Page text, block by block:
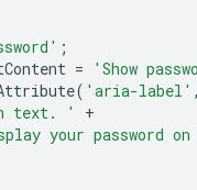
;
=
'Show
( 'aria-label'
text. '
+
your password